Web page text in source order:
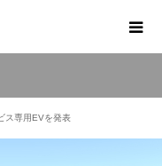
ス専用EVを発表